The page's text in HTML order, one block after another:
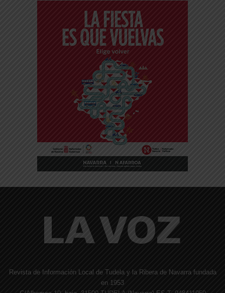
Revista de Información Local de Tudela y la Ribera de Navarra fundada
en 1953